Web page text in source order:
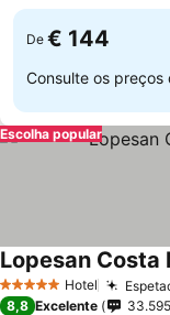
De € 144
Consulte os preços
Escolha popular
5 Estrelas Hotel
Lopesan Costa
8,8 Excelente 33.595